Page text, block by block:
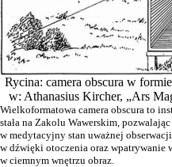
Rycina: camera obscura w
w: Athanasius Kircher, „Ars
Wielkoformatowa camera obscura to
stała na Zakolu Wawerskim,
w medytacyjny stan uważnej
w dźwięki otoczenia oraz wpatrywanie
w ciemnym wnętrzu obraz.